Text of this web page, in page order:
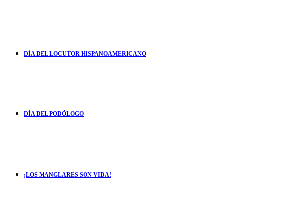
DÍA DEL LOCUTOR HISPANOAMERICANO
DÍA DEL PODÓLOGO
¡LOS MANGLARES SON VIDA!